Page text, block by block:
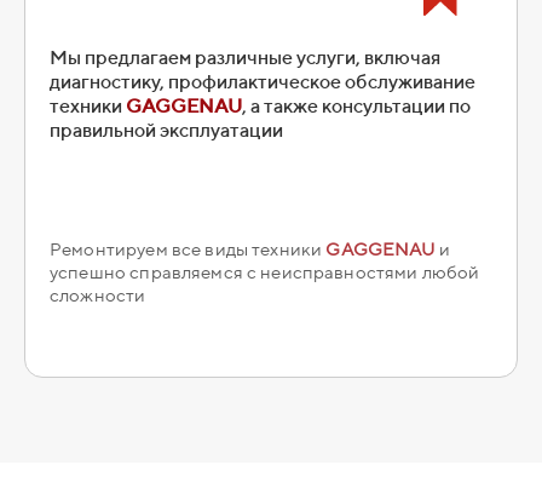
Мы предлагаем различные услуги, включая
диагностику, профилактическое обслуживание
техники GAGGENAU, а также консультации по
правильной эксплуатации
Ремонтируем все виды техники GAGGENAU и
успешно справляемся с неисправностями любой
сложности